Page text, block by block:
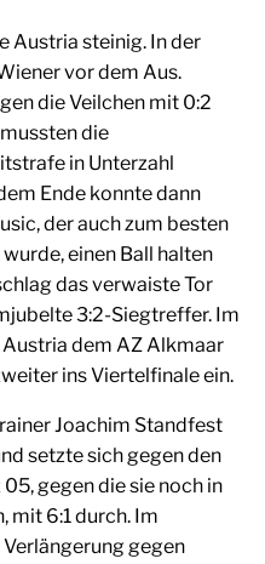
Austria steinig. In der
vor dem Aus.
die Veilchen mit 0:2
die
in Unterzahl
Ende konnte dann
der auch zum besten
einen Ball halten
das verwaiste Tor
3:2-Siegtreffer. Im
dem AZ Alkmaar
ins Viertelfinale ein.
Joachim Standfest
setzte sich gegen den
gegen die sie noch in
mit 6:1 durch. Im
gegen